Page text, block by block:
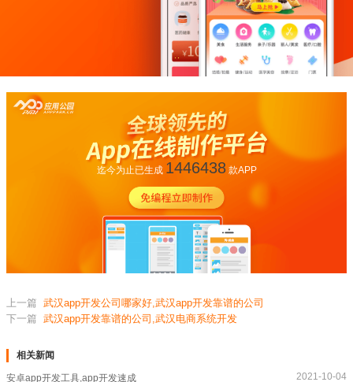
迄今为止已生成 1446438款APP
上一篇 武汉app开发公司哪家好,武汉app开发靠谱的公司
下一篇 武汉app开发靠谱的公司,武汉电商系统开发
相关新闻
安卓app开发工具,app开发速成 2021-10-04